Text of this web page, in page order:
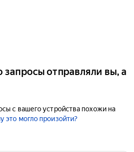
запросы отправляли вы, а
с вашего устройства похожи на
это могло произойти?